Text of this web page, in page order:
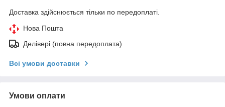
Доставка здійснюється тільки по передоплаті.
Нова Пошта
Делівері (повна передоплата)
Всі умови доставки
Умови оплати